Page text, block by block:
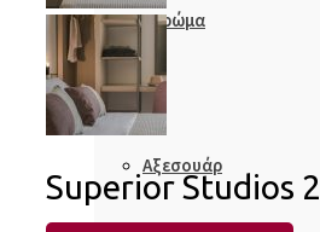
Στρώμα
Αξεσουάρ
Superior Studios 2